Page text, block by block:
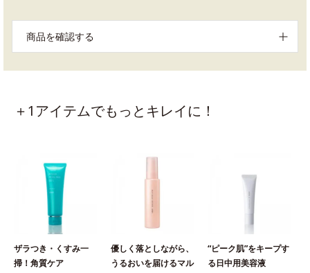
商品を確認する
＋1アイテムでもっとキレイに！
ザラつき・くすみ一
掃！角質ケア
優しく落としながら、
うるおいを届けるマル
“ピーク肌”をキープす
る日中用美容液